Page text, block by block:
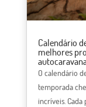
Calendário
melhores
O calendário
temporada
incríveis.